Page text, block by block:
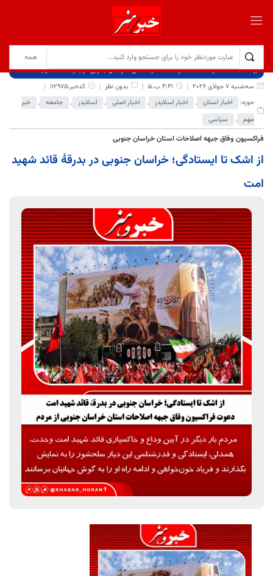
برگ نخست نوشته‌ها
از اشک تا ایستادگی؛ خراسان جنوبی در بدرقهٔ قائد شهید امت
سه‌شنبه 7 جولای 2026
4:41 ب.ظ بدون نظر
کدخبر:112975
حوزه:
اخبار استان , اخبار اسلایدر , اخبار اصلی , اسلایدر , جامعه ,
خبر
مهم , سیاسی
فراکسیون وفاق جبهه اصلاحات استان خراسان جنوبی
از اشک تا ایستادگی؛ خراسان جنوبی در بدرقهٔ قائد شهید
امت